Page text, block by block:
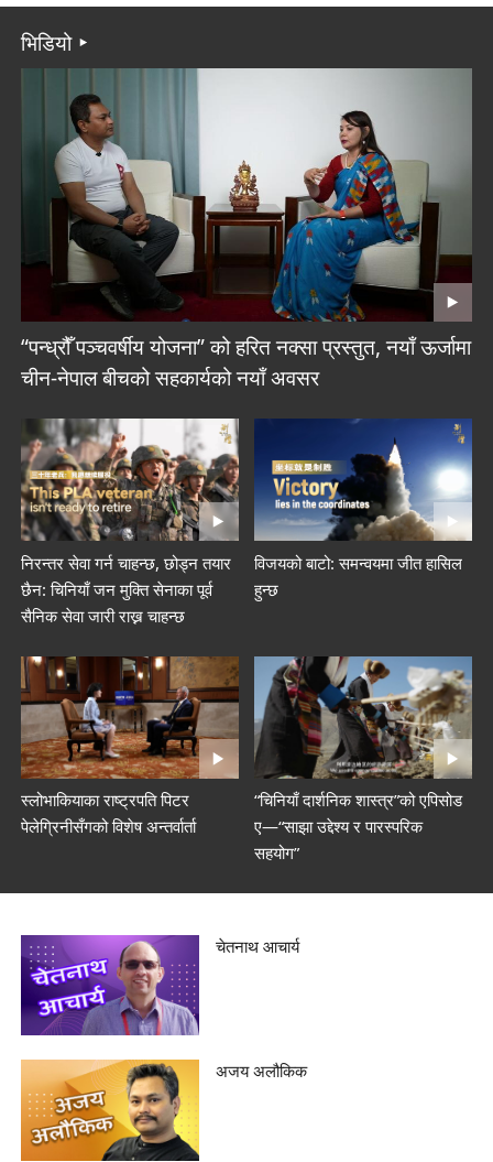
क्षेत्रमा पठाइएका पहिलो खेपको राहत सामग्री पुग्यो
भिडियो
“पन्ध्रौँ पञ्चवर्षीय योजना” को हरित नक्सा प्रस्तुत, नयाँ ऊर्जामा
चीन-नेपाल बीचको सहकार्यको नयाँ अवसर
निरन्तर सेवा गर्न चाहन्छ, छोड्न तयार
छैन: चिनियाँ जन मुक्ति सेनाका पूर्व
सैनिक सेवा जारी राख्न चाहन्छ
विजयको बाटो: समन्वयमा जीत हासिल
हुन्छ
स्लोभाकियाका राष्ट्रपति पिटर
पेलेग्रिनीसँगको विशेष अन्तर्वार्ता
“चिनियाँ दार्शनिक शास्त्र”को एपिसोड
ए—“साझा उद्देश्य र पारस्परिक
सहयोग”
चेतनाथ आचार्य
अजय अलौकिक